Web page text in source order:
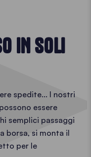
IN SOLI
spedite... I nostri
essere
semplici passaggi
borsa, si monta il
per le